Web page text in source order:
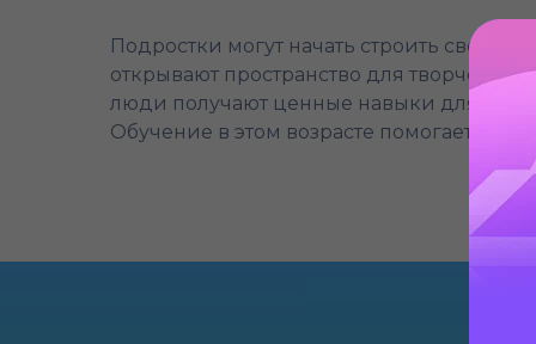
Подростки могут начать строить свой
открывают пространство для
люди получают ценные навыки для
Обучение в этом возрасте помогает им